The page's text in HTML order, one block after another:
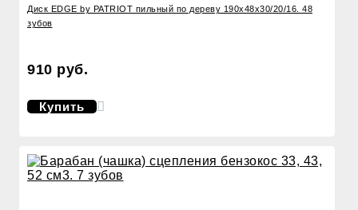
Диск EDGE by PATRIOT пильный по дереву 190х48х30/20/16. 48
зубов
910 руб.
Купить